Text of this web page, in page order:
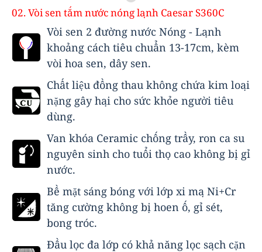
02. Vòi sen tắm nước nóng lạnh Caesar S360C
Vòi sen 2 đường nước Nóng - Lạnh
khoảng cách tiêu chuẩn 13-17cm, kèm
vòi hoa sen, dây sen.
Chất liệu đồng thau không chứa kim loại
nặng gây hại cho sức khỏe người tiêu
dùng.
Van khóa Ceramic chống trầy, ron ca su
nguyên sinh cho tuổi thọ cao không bị gỉ
nước.
Bề mặt sáng bóng với lớp xi mạ Ni+Cr
tăng cường không bị hoen ố, gỉ sét,
bong tróc.
Đầu lọc đa lớp có khả năng lọc sạch cặn